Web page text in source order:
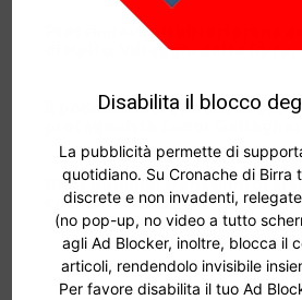
Prossimi eventi birrari prima
di Malto, Villaggio della Birra,
Il podcast di Cronache di Birra
30 Luglio 2026
Birra italiana: trent’anni di
creato un turismo brassicolo?
29 Luglio 2026
Disabilita il blocco
La pubblicità permette di
quotidiano. Su Cronache di Birra
discrete e non invadenti,
(no pop-up, no video a tutto
agli Ad Blocker, inoltre, blocca il
articoli, rendendolo invisibile
Per favore disabilita il tuo Ad